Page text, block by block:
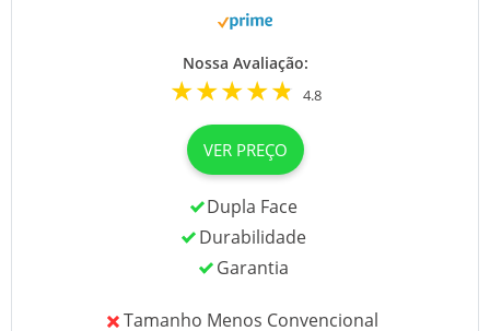
Nossa Avaliação:
4.8
VER PREÇO
Dupla Face
Durabilidade
Garantia
Tamanho Menos Convencional